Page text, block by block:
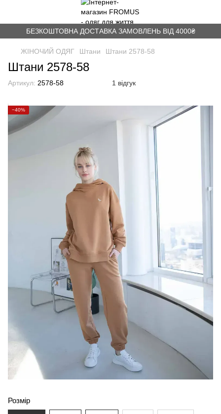
БЕЗКОШТОВНА ДОСТАВКА ЗАМОВЛЕНЬ ВІД 4000₴
ЖІНОЧИЙ ОДЯГ Штани Штани 2578-58
Штани 2578-58
Артикул: 2578-58 1 відгук
−40%
Розмір